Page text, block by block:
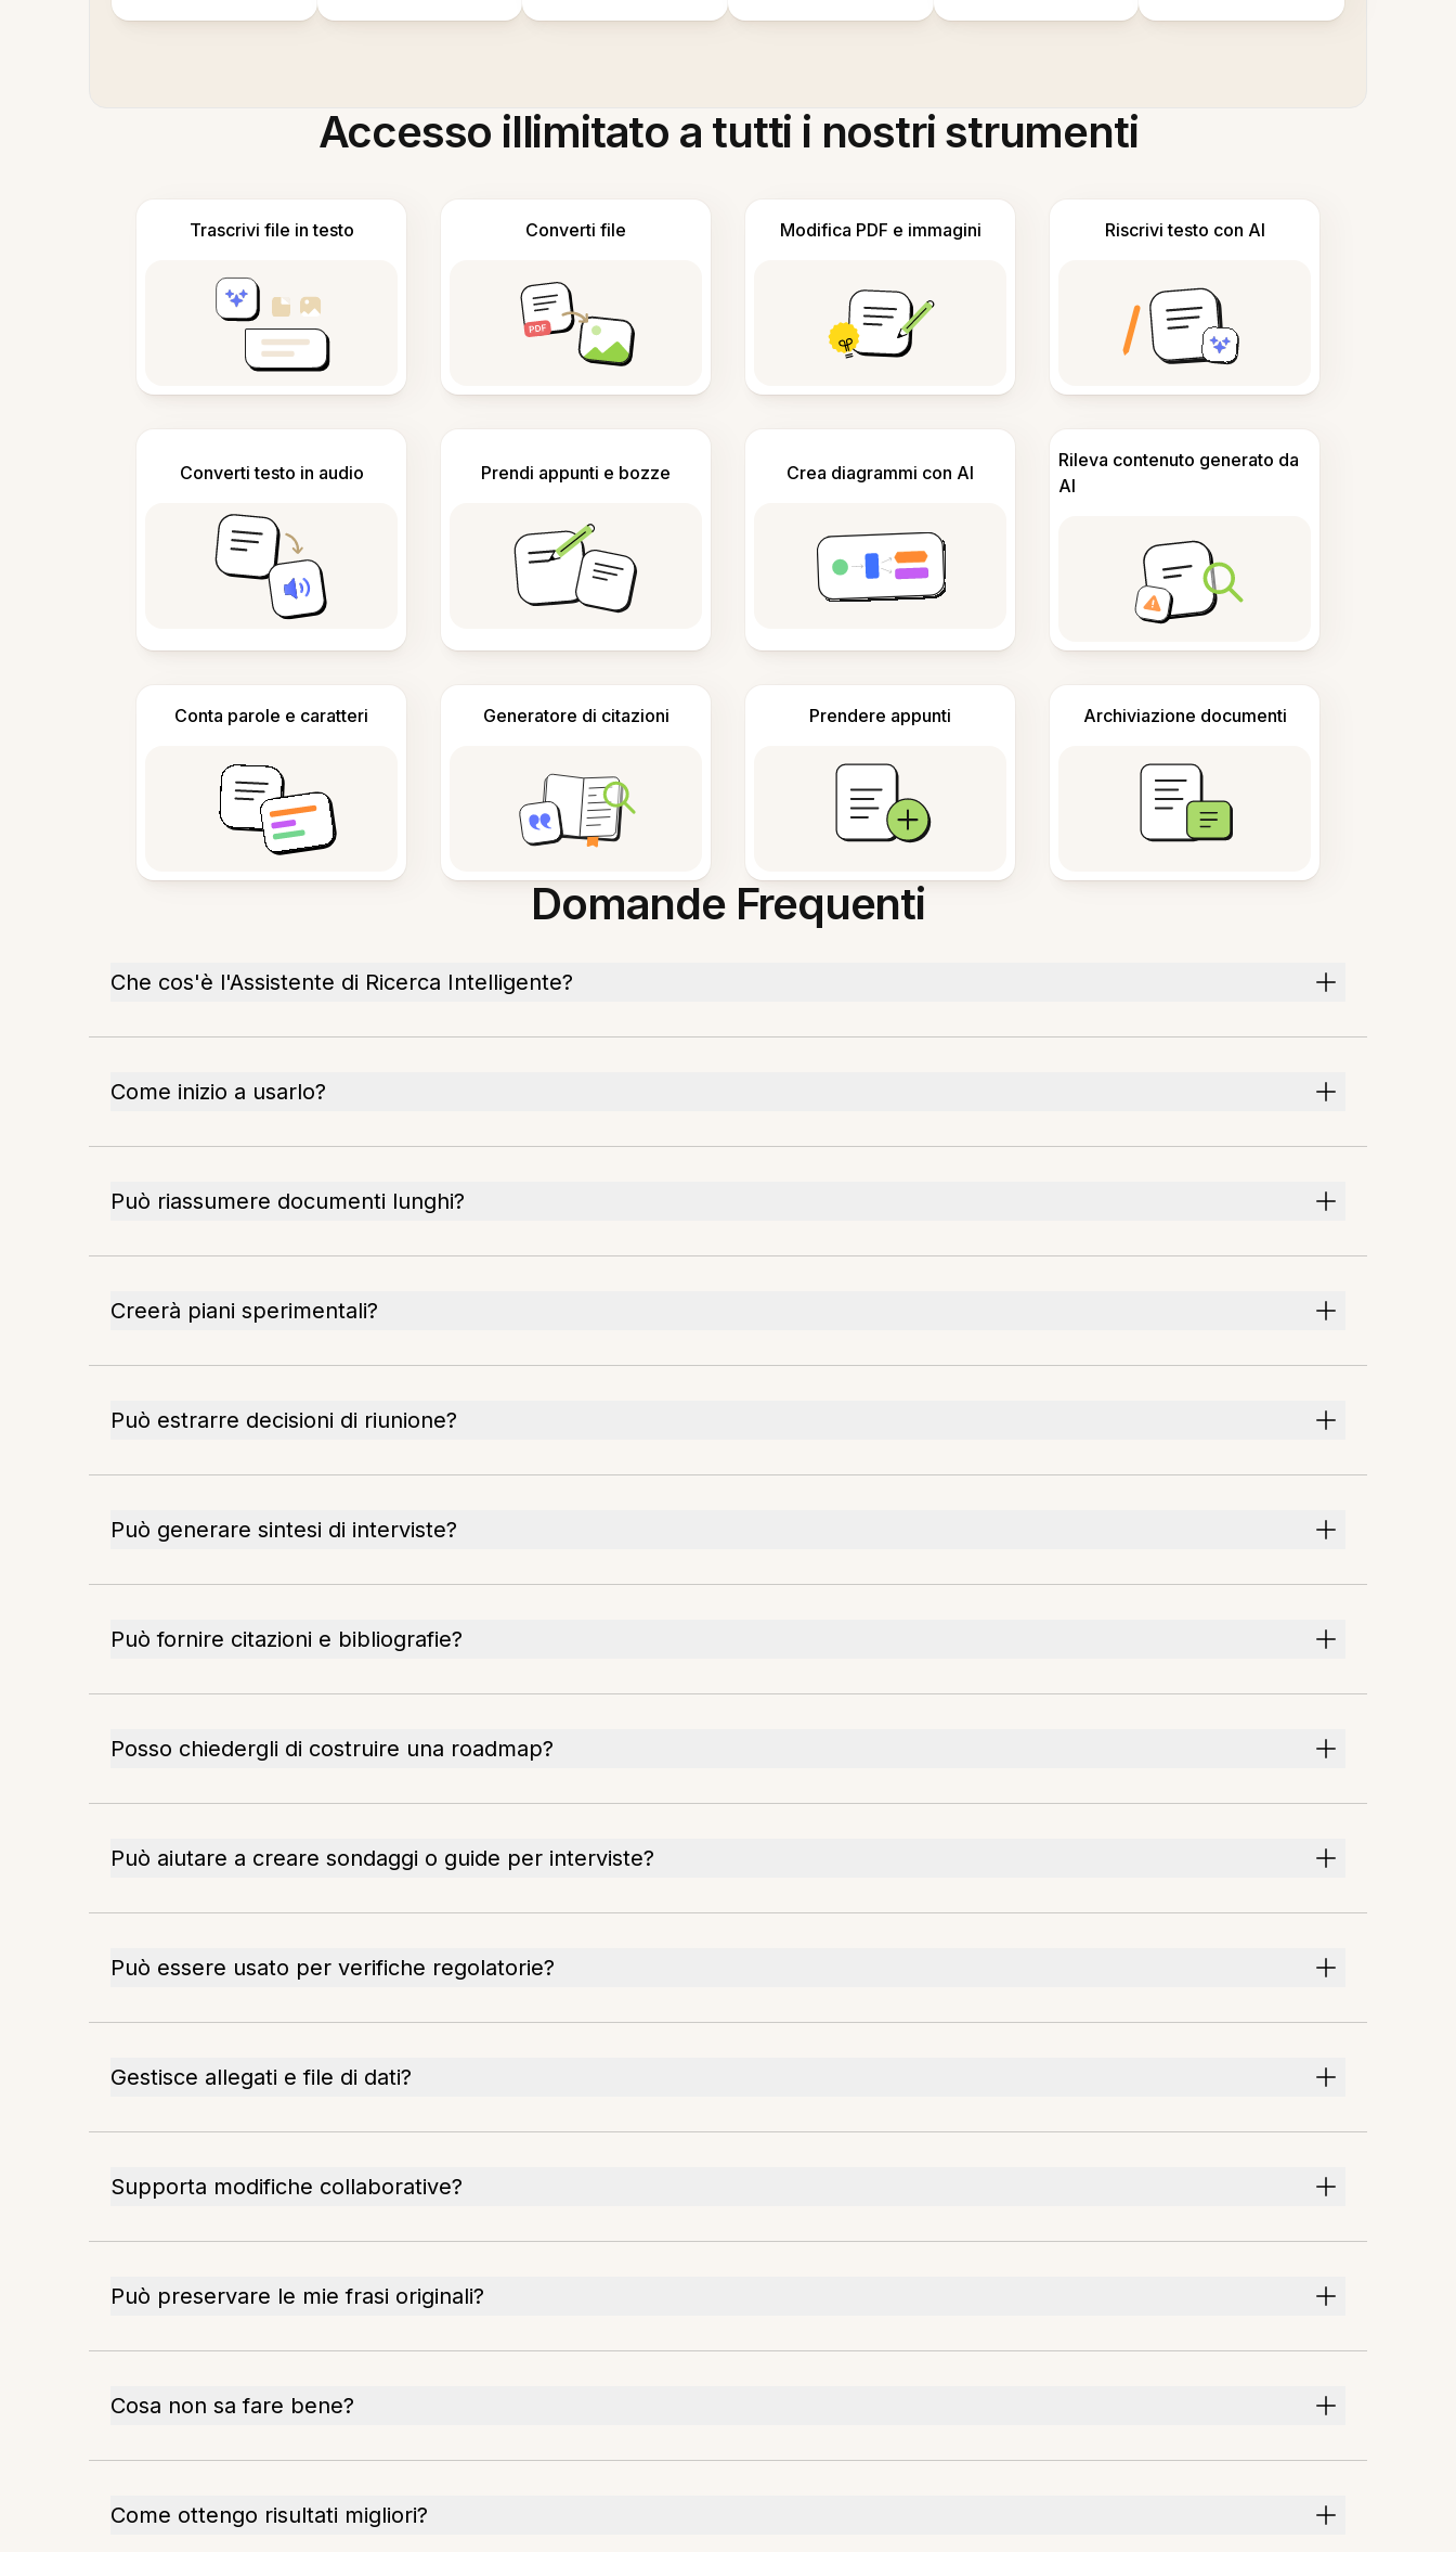
Accesso illimitato a tutti i nostri strumenti
Trascrivi file in testo Converti file Modifica PDF e immagini Riscrivi testo con AI
Converti testo in audio Prendi appunti e bozze Crea diagrammi con AI
Rileva contenuto generato da
AI
Conta parole e caratteri Generatore di citazioni Prendere appunti Archiviazione documenti
Domande Frequenti
Che cos'è l'Assistente di Ricerca Intelligente?
Come inizio a usarlo?
Può riassumere documenti lunghi?
Creerà piani sperimentali?
Può estrarre decisioni di riunione?
Può generare sintesi di interviste?
Può fornire citazioni e bibliografie?
Posso chiedergli di costruire una roadmap?
Può aiutare a creare sondaggi o guide per interviste?
Può essere usato per verifiche regolatorie?
Gestisce allegati e file di dati?
Supporta modifiche collaborative?
Può preservare le mie frasi originali?
Cosa non sa fare bene?
Come ottengo risultati migliori?